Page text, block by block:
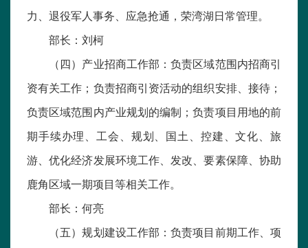
力、退役军人事务、应急抢通，荣湾湖日常管理。
部长：刘柯
（四）产业招商工作部：负责区域范围内招商引
资有关工作；负责招商引资活动的组织安排、接待；
负责区域范围内产业规划的编制；负责项目用地的前
期手续办理、工会、规划、国土、控建、文化、旅
游、优化经济发展环境工作、发改、要素保障、协助
鹿角区域一期项目等相关工作。
部长：何亮
（五）规划建设工作部：负责项目前期工作、项